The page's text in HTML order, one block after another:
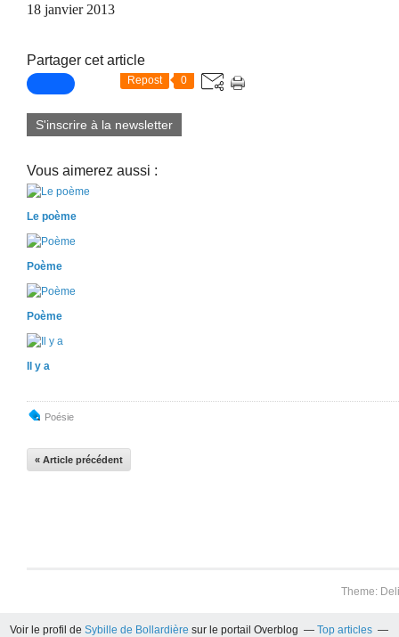
18 janvier 2013
Partager cet article
Repost 0
S'inscrire à la newsletter
Vous aimerez aussi :
Le poème
Poème
Poème
Il y a
Poésie
« Article précédent
Theme:
Voir le profil deSybille de Bollardière sur le portail Overblog Top articles